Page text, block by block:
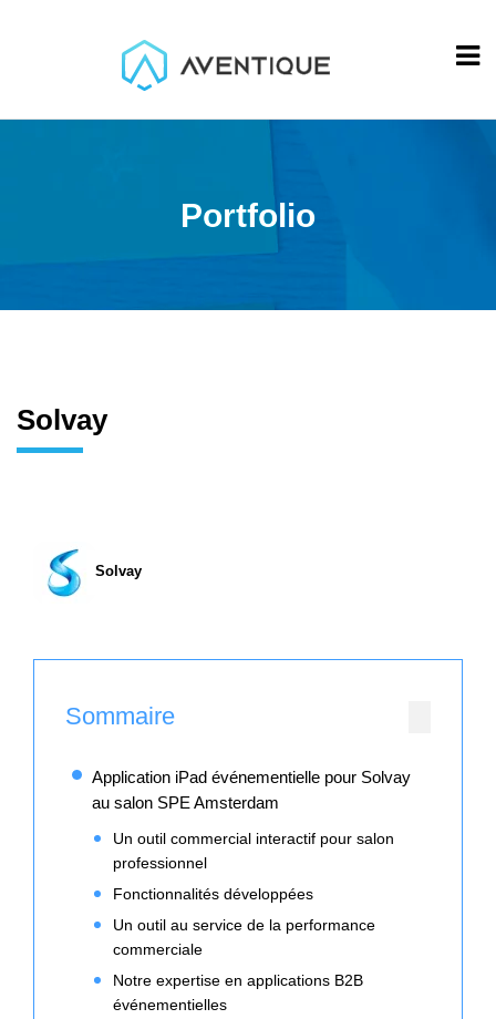
Portfolio
Solvay
Solvay
Sommaire
Application iPad événementielle pour Solvay
au salon SPE Amsterdam
Un outil commercial interactif pour salon
professionnel
Fonctionnalités développées
Un outil au service de la performance
commerciale
Notre expertise en applications B2B
événementielles